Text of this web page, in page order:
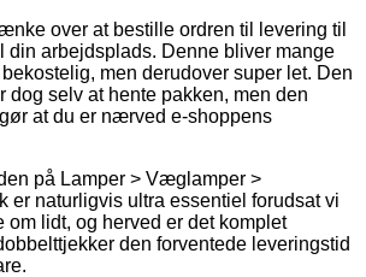
over at bestille ordren til levering til
din arbejdsplads. Denne bliver mange
men derudover super let. Den
dog selv at hente pakken, men den
at du er nærved e-shoppens
på Lamper > Væglamper >
er naturligvis ultra essentiel forudsat vi
om lidt, og herved er det komplet
den forventede leveringstid